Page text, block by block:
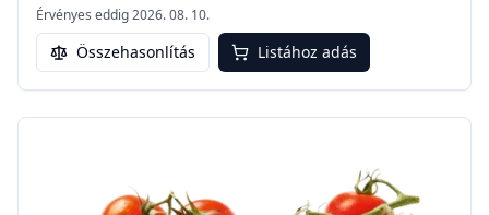
Érvényes eddig2026. 08. 10.
Összehasonlítás Listához adás